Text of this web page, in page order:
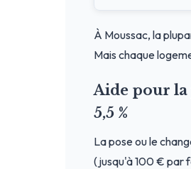
À Moussac, la
Mais chaque
Aide pour la
5,5 %
La pose ou le
(jusqu'à 100 € par